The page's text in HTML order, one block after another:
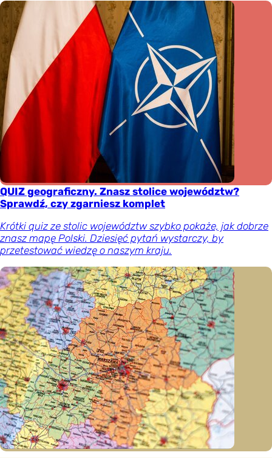
QUIZ geograficzny. Znasz stolice województw?
Sprawdź, czy zgarniesz komplet
Krótki quiz ze stolic województw szybko pokaże, jak dobrze
znasz mapę Polski. Dziesięć pytań wystarczy, by
przetestować wiedzę o naszym kraju.